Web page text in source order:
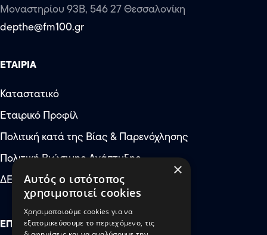
Μοναστηρίου 93Β, 546 27 Θεσσαλονίκη
depthe@fm100.gr
ΕΤΑΙΡΙΑ
Καταστατικό
Εταιρικό Προφίλ
Πολιτική κατά της Βίας & Παρενόχλησης
Πολιτική Βιώσιμης Ανάπτυξης
ΔΕΠΘΕ: Έκτακτες Ανάγκες
ΕΠΙΚΟΙΝΩΝΙΑ
×
Αυτός ο ιστότοπος
χρησιμοποιεί cookies
Χρησιμοποιούμε cookies για να
εξατομικεύσουμε το περιεχόμενο, τις